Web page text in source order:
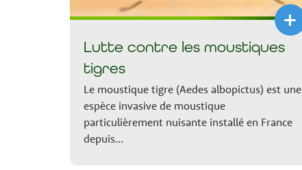
+
Lutte contre les moustiques
tigres
Le moustique tigre (Aedes albopictus) est une
espèce invasive de moustique
particulièrement nuisante installé en France
depuis...